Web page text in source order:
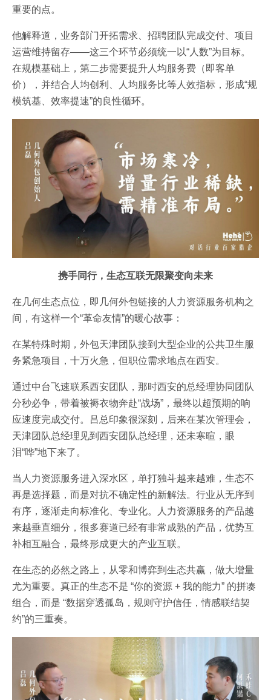
重要的点。
他解释道，业务部门开拓需求、招聘团队完成交付、项目
运营维持留存——这三个环节必须统一以“人数”为目标。
在规模基础上，第二步需要提升人均服务费（即客单
价），并结合人均创利、人均服务比等人效指标，形成“规
模筑基、效率提速”的良性循环。
携手同行，生态互联无限聚变向未来
在几何生态点位，即几何外包链接的人力资源服务机构之
间，有这样一个“革命友情”的暖心故事：
在某特殊时期，外包天津团队接到大型企业的公共卫生服
务紧急项目，十万火急，但职位需求地点在西安。
通过中台飞速联系西安团队，那时西安的总经理协同团队
分秒必争，带着被褥衣物奔赴“战场”，最终以超预期的响
应速度完成交付。吕总印象很深刻，后来在某次管理会，
天津团队总经理见到西安团队总经理，还未寒暄，眼
泪“哗”地下来了。
当人力资源服务进入深水区，单打独斗越来越难，生态不
再是选择题，而是对抗不确定性的新解法。行业从无序到
有序，逐渐走向标准化、专业化。人力资源服务的产品越
来越垂直细分，很多赛道已经有非常成熟的产品，优势互
补相互融合，最终形成更大的产业互联。
在生态的必然之路上，从零和博弈到生态共赢，做大增量
尤为重要。真正的生态不是 “你的资源 + 我的能力” 的拼凑
组合，而是 “数据穿透孤岛，规则守护信任，情感联结契
约”的三重奏。